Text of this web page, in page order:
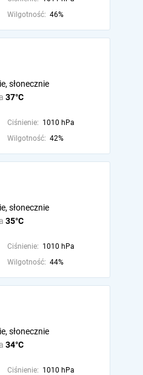
Wilgotność: 46%
37°C
słonecznie
Ciśnienie: 1010 hPa
Wilgotność: 42%
35°C
słonecznie
Ciśnienie: 1010 hPa
Wilgotność: 44%
34°C
słonecznie
Ciśnienie: 1010 hPa